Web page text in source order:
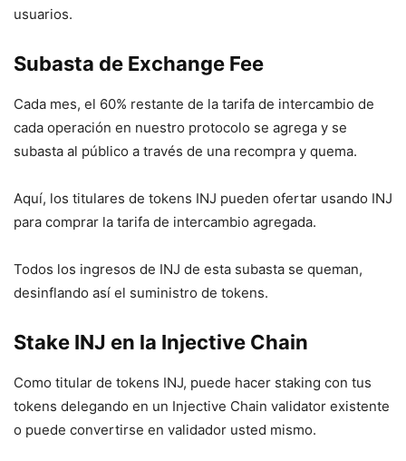
usuarios.
Subasta de Exchange Fee
Cada mes, el 60% restante de la tarifa de intercambio de
cada operación en nuestro protocolo se agrega y se
subasta al público a través de una recompra y quema.
Aquí, los titulares de tokens INJ pueden ofertar usando INJ
para comprar la tarifa de intercambio agregada.
Todos los ingresos de INJ de esta subasta se queman,
desinflando así el suministro de tokens.
Stake INJ en la Injective Chain
Como titular de tokens INJ, puede hacer staking con tus
tokens delegando en un Injective Chain validator existente
o puede convertirse en validador usted mismo.